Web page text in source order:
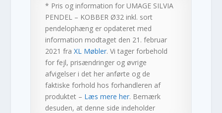
* Pris og information forUMAGE SILVIA
PENDEL – KOBBER Ø32 inkl. sort
pendelophæng er opdateret med
information modtaget den 21. februar
2021 fraXL Møbler. Vi tager forbehold
for fejl, prisændringer og øvrige
afvigelser i det her anførte og de
faktiske forhold hos forhandleren af
produktet – Læs mere her. Bemærk
desuden, at denne side indeholder